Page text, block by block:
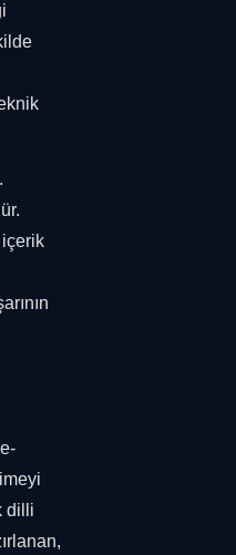
içerik
dilli